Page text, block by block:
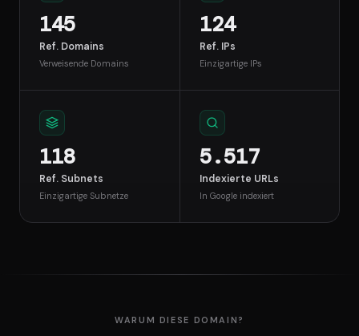
145
Ref. Domains
Verweisende Domains
124
Ref. IPs
Einzigartige IPs
118
Ref. Subnets
Einzigartige Subnetze
5.517
Indexierte URLs
In Google indexiert
WARUM DIESE DOMAIN?